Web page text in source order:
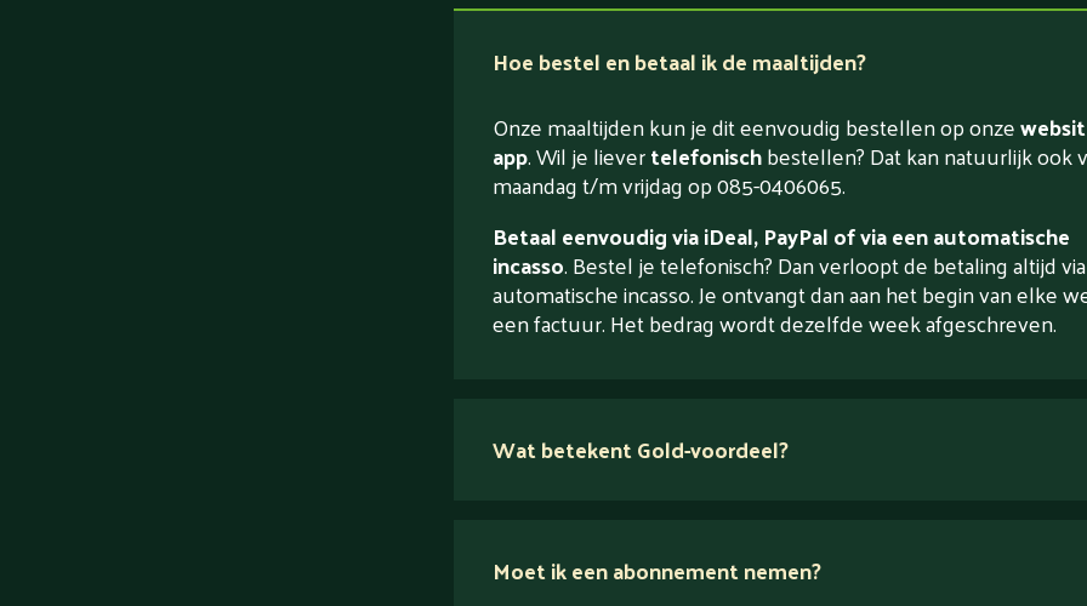
Hoe bestel en betaal ik de maaltijden?
Onze maaltijden kun je dit eenvoudig bestellen op onze
app. Wil je lievertelefonischbestellen? Dat kan natuurlijk ook
maandag t/m vrijdag op 085-0406065.
Betaal eenvoudig via iDeal, PayPal of via een automatische
incasso. Bestel je telefonisch? Dan verloopt de betaling altijd
automatische incasso. Je ontvangt dan aan het begin van elke
een factuur. Het bedrag wordt dezelfde week afgeschreven.
Wat betekent Gold-voordeel?
Moet ik een abonnement nemen?